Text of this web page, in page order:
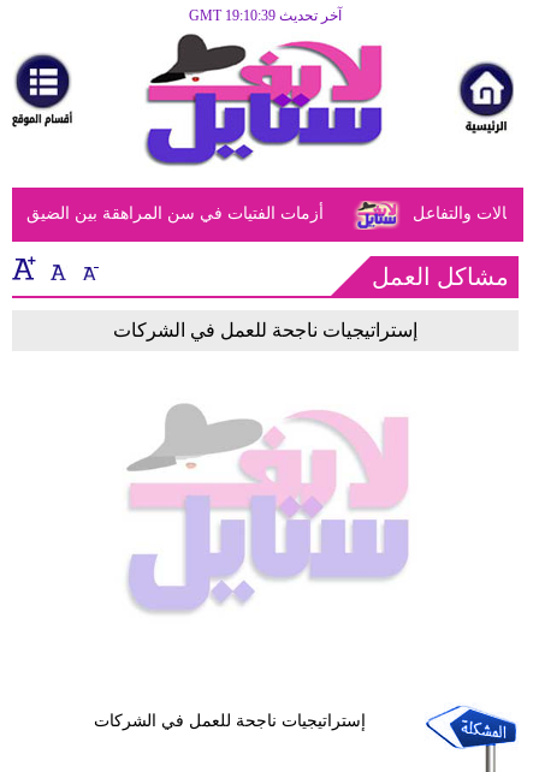
آخر تحديث GMT 19:10:39
مرأة
أزياء
أزياء
إسلامية
فن
أزمات الفتيات في سن المراهقة بين الضيق والتفاعل
مشاكل العمل
إستراتيجيات ناجحة للعمل في الشركات
إستراتيجيات ناجحة للعمل في الشركات